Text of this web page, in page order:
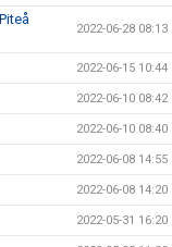
2022-06-28 08:13
2022-06-15 10:44
2022-06-10 08:42
2022-06-10 08:40
2022-06-08 14:55
2022-06-08 14:20
2022-05-31 16:20